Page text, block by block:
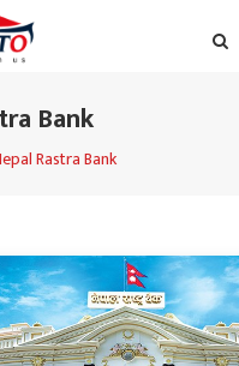
Bank
Rastra Bank